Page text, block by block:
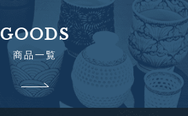
GOODS
商品一覧